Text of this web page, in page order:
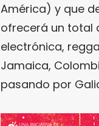
América) y que
ofrecerá un total
electrónica,
Jamaica,
pasando por